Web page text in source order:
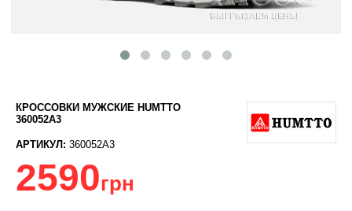
КРОССОВКИ МУЖСКИЕ HUMTTO
360052A3
АРТИКУЛ: 360052A3
2590грн